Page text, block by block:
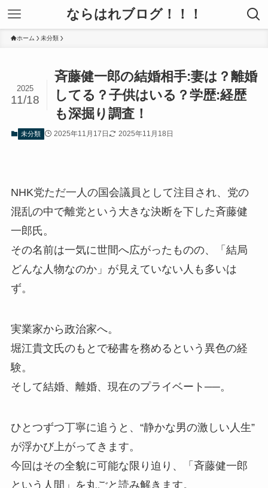
ならはれブログ！！！
ホーム 未分類
斉藤健一郎の結婚相手:妻は？離婚
してる？子供はいる？学歴:経歴
も深掘り調査！
2025
11/18
未分類 2025年11月17日 2025年11月18日
NHK党ただ一人の国会議員として注目され、党の
混乱の中で離党という大きな決断を下した斉藤健
一郎氏。
その名前は一気に世間へ広がったものの、「結局
どんな人物なのか」が見えていない人も多いは
ず。
実業家から政治家へ。
堀江貴文氏のもとで秘書を務めるという異色の経
験。
そして結婚、離婚、現在のプライベート──。
ひとつずつ丁寧に追うと、“静かな男の激しい人生”
が浮かび上がってきます。
今回はその全貌に可能な限り迫り、「斉藤健一郎
という人間」を丸ごと読み解きます。